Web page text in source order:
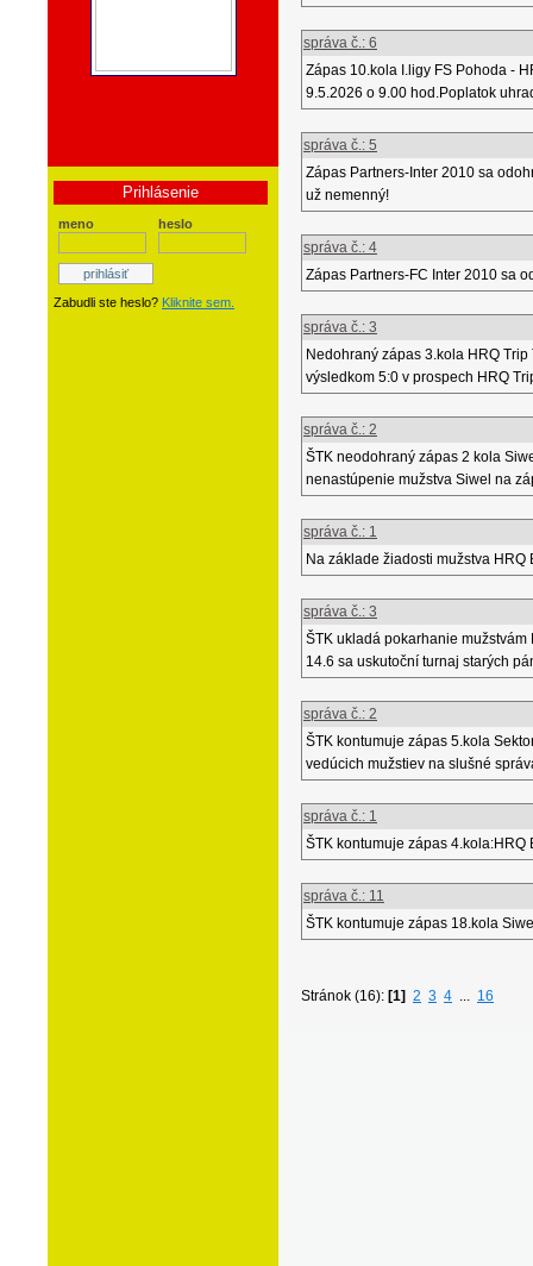
Prihlásenie
meno heslo
Zabudli ste heslo? Kliknite sem.
správa č.: 6
Zápas 10.kola I.ligy FS Pohoda -
9.5.2026 o 9.00 hod.Poplatok
správa č.: 5
Zápas Partners-Inter 2010 sa
už nemenný!
správa č.: 4
Zápas Partners-FC Inter 2010 sa
správa č.: 3
Nedohraný zápas 3.kola HRQ
výsledkom 5:0 v prospech HRQ
správa č.: 2
ŠTK neodohraný zápas 2 kola
nenastúpenie mužstva Siwel na
správa č.: 1
Na základe žiadosti mužstva
správa č.: 3
ŠTK ukladá pokarhanie
14.6 sa uskutoční turnaj starých
správa č.: 2
ŠTK kontumuje zápas 5.kola
vedúcich mužstiev na slušné
správa č.: 1
ŠTK kontumuje zápas
správa č.: 11
ŠTK kontumuje zápas 18.kola
Stránok (16): [1] 2 3 4 ... 16